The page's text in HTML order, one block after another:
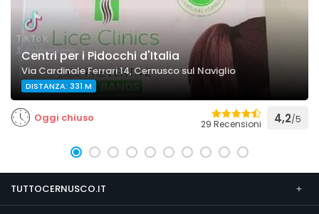
Centri per i Pidocchi d'Italia
Via Cardinale Ferrari 14, Cernusco sul Naviglio
DISTANZA: 331 M
Oggi chiuso 29 Recensioni 4,2/5
TUTTOCERNUSCO.IT